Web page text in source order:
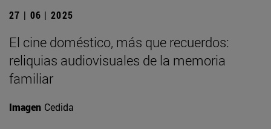
27 | 06 | 2025
El cine doméstico, más que recuerdos:
reliquias audiovisuales de la memoria
familiar
Imagen Cedida